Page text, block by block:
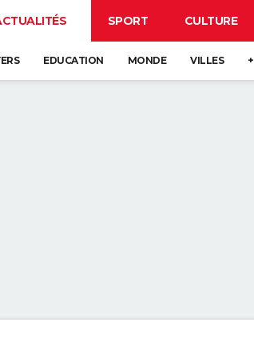
SPORT CULTURE
EDUCATION MONDE VILLES +